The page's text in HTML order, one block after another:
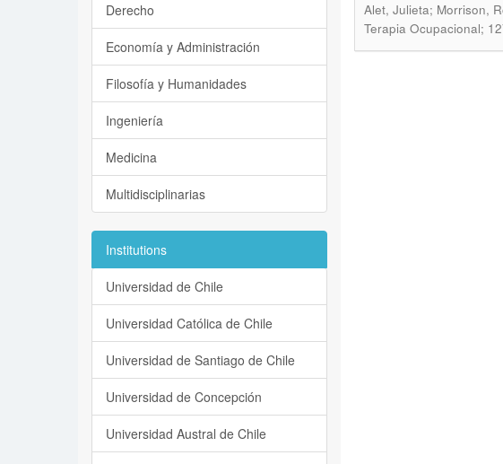
Alet, Julieta; Morrison,
Terapia Ocupacional;
Derecho
Economía y Administración
Filosofía y Humanidades
Ingeniería
Medicina
Multidisciplinarias
Institutions
Universidad de Chile
Universidad Católica de Chile
Universidad de Santiago de Chile
Universidad de Concepción
Universidad Austral de Chile